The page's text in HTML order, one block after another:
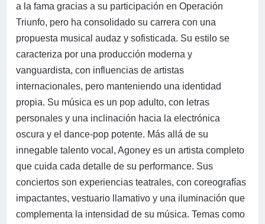
a la fama gracias a su participación en Operación
Triunfo, pero ha consolidado su carrera con una
propuesta musical audaz y sofisticada. Su estilo se
caracteriza por una producción moderna y
vanguardista, con influencias de artistas
internacionales, pero manteniendo una identidad
propia. Su música es un pop adulto, con letras
personales y una inclinación hacia la electrónica
oscura y el dance-pop potente. Más allá de su
innegable talento vocal, Agoney es un artista completo
que cuida cada detalle de su performance. Sus
conciertos son experiencias teatrales, con coreografías
impactantes, vestuario llamativo y una iluminación que
complementa la intensidad de su música. Temas como